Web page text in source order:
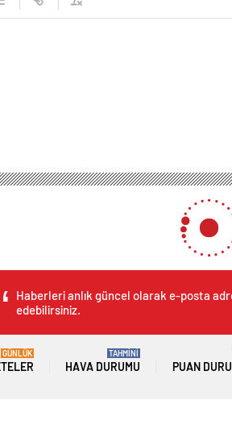
Haberleri anlık güncel olarak e-posta
edebilirsiniz.
GÜNLÜK
HAVA DURUMU
TAHMİNİ
PUAN